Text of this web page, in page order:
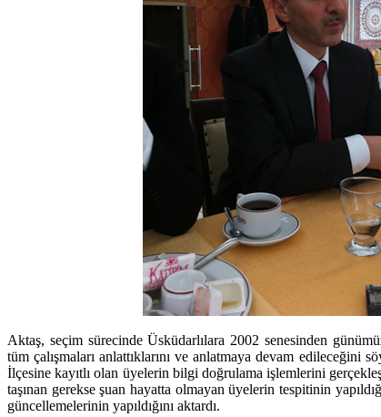
Aktaş, seçim sürecinde Üsküdarlılara 2002 senesinden
tüm çalışmaları anlattıklarını ve anlatmaya devam edileceğini
İlçesine kayıtlı olan üyelerin bilgi doğrulama işlemlerini
taşınan gerekse şuan hayatta olmayan üyelerin tespitinin
güncellemelerinin yapıldığını aktardı.